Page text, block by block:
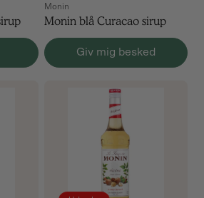
Monin
Monin blå Curacao sirup
Giv mig besked